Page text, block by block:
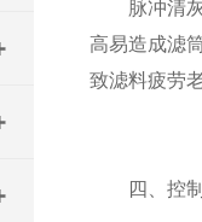
脉冲清灰
高易造成滤
致滤料疲劳老
四、控制